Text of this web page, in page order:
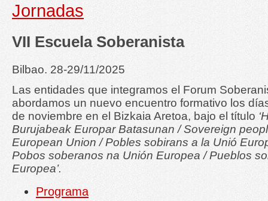
Jornadas
VII Escuela Soberanista
Bilbao. 28-29/11/2025
Las entidades que integramos el Forum
abordamos un nuevo encuentro formativo los
de noviembre en el Bizkaia Aretoa, bajo el título
Burujabeak Europar Batasunan / Sovereign
European Union / Pobles sobirans a la Unió
Pobos soberanos na Unión Europea / Pueblos
Europea’.
Programa